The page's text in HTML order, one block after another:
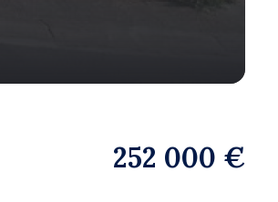
252 000 €